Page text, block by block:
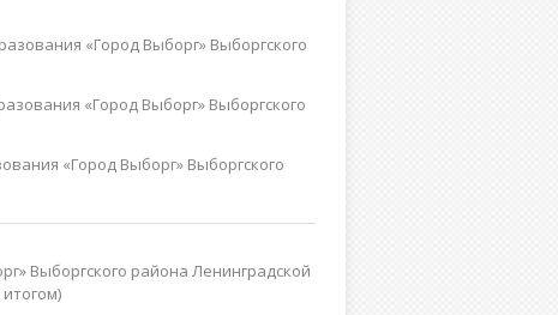
«Город Выборг» Выборгского
«Город Выборг» Выборгского
«Город Выборг» Выборгского
Выборгского района Ленинградской